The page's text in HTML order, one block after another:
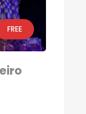
FREE